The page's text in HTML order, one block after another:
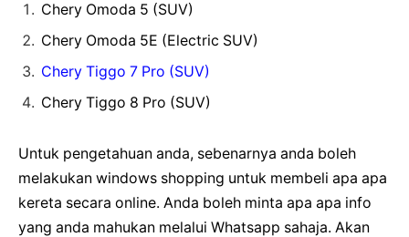
Chery Omoda 5 (SUV)
Chery Omoda 5E (Electric SUV)
Chery Tiggo 7 Pro (SUV)
Chery Tiggo 8 Pro (SUV)
Untuk pengetahuan anda, sebenarnya anda boleh
melakukan windows shopping untuk membeli apa apa
kereta secara online. Anda boleh minta apa apa info
yang anda mahukan melalui Whatsapp sahaja. Akan